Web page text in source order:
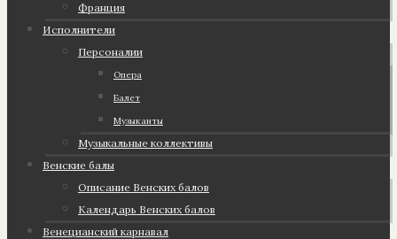
Франция
Исполнители
Персоналии
Опера
Балет
Музыканты
Музыкальные коллективы
Венские балы
Описание Венских балов
Календарь Венских балов
Венецианский карнавал